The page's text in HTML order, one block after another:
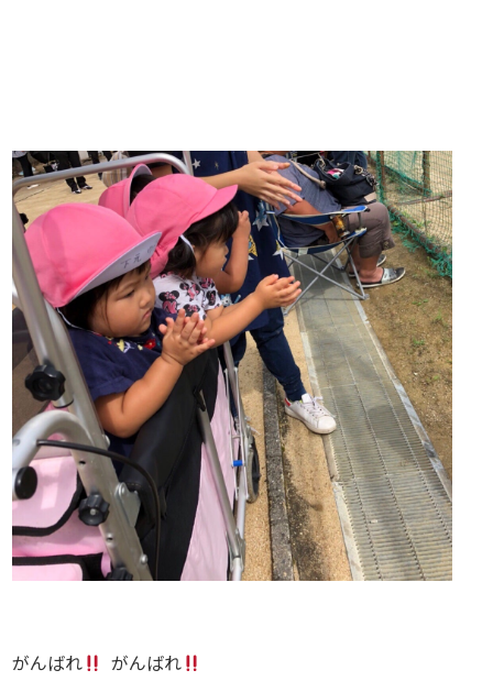
がんばれ がんばれ